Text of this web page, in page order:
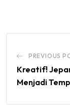
PREVIOUS
Kreatif!
Menjadi